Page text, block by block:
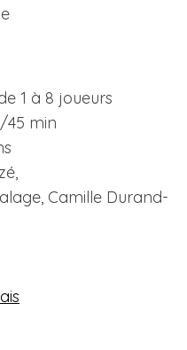
1 à 8 joueurs
45 min
Camille Durand-